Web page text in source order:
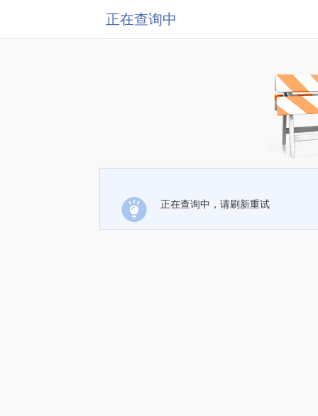
正在查询中
正在查询中，请刷新重试